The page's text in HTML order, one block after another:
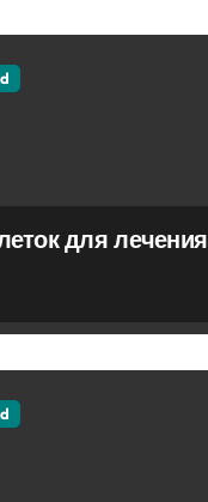
для лечения